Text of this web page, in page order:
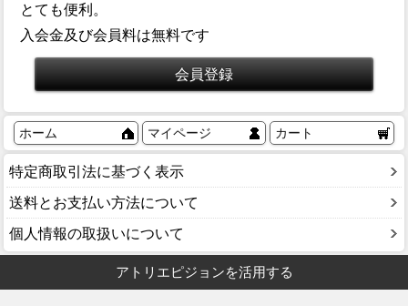
とても便利。
入会金及び会員料は無料です
ホーム マイページ カート
特定商取引法に基づく表示
送料とお支払い方法について
個人情報の取扱いについて
アトリエピジョンを活用する